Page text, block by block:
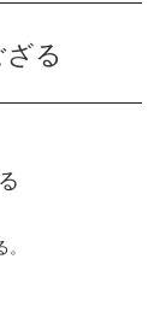
る